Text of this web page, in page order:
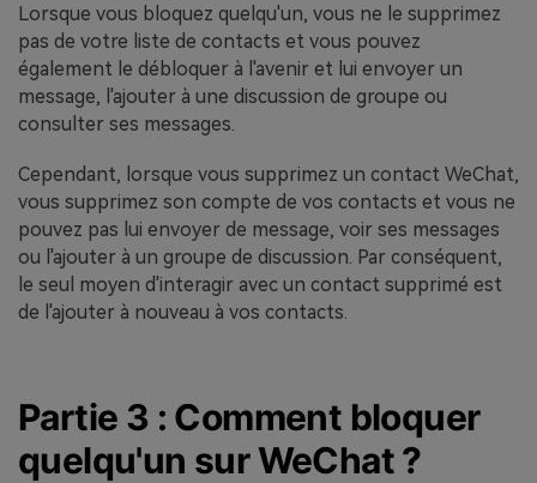
Lorsque vous bloquez quelqu'un, vous ne le supprimez
pas de votre liste de contacts et vous pouvez
également le débloquer à l'avenir et lui envoyer un
message, l'ajouter à une discussion de groupe ou
consulter ses messages.
Cependant, lorsque vous supprimez un contact WeChat,
vous supprimez son compte de vos contacts et vous ne
pouvez pas lui envoyer de message, voir ses messages
ou l'ajouter à un groupe de discussion. Par conséquent,
le seul moyen d'interagir avec un contact supprimé est
de l'ajouter à nouveau à vos contacts.
Partie 3 : Comment bloquer
quelqu'un sur WeChat ?